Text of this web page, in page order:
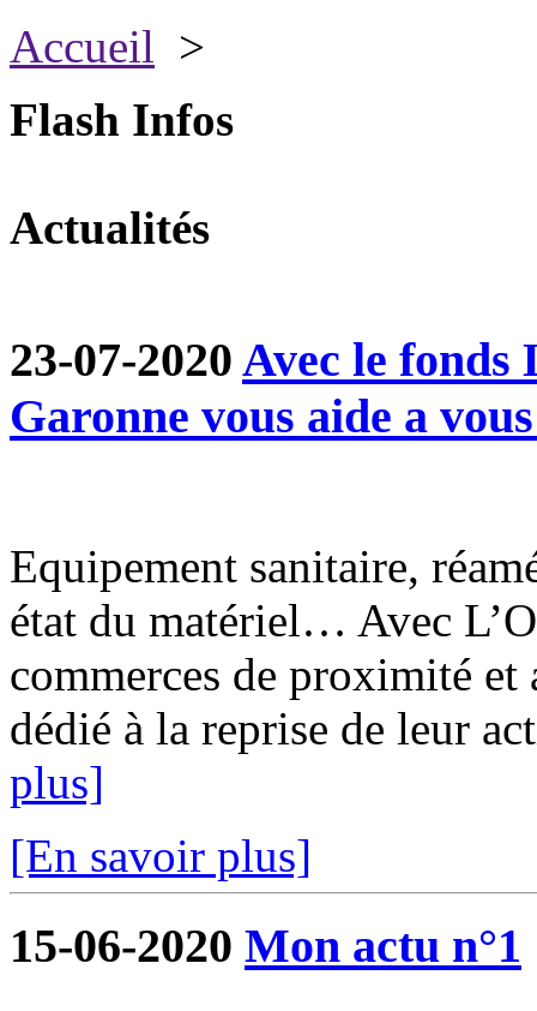
Accueil >
Flash Infos
Actualités
23-07-2020 Avec le
Garonne vous aide a
Equipement sanitaire,
état du matériel… Avec
commerces de proximité
dédié à la reprise de leur
plus]
[En savoir plus]
15-06-2020 Mon actu n°1